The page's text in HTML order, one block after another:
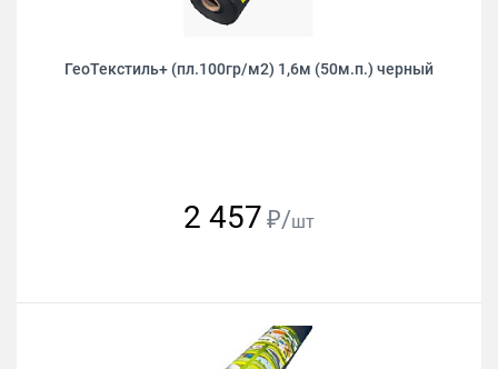
ГеоТекстиль+ (пл.100гр/м2) 1,6м (50м.п.) черный
2 457 ₽/шт